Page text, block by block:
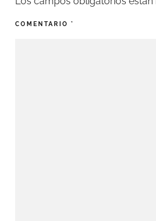
COMENTARIO *